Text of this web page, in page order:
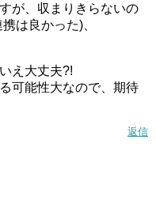
が、収まりきらないの
は良かった)、
え大丈夫?!
可能性大なので、期待
返信